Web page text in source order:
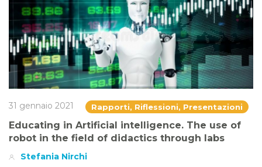
31 gennaio 2021 Rapporti, Riflessioni, Presentazioni
Educating in Artificial intelligence. The use of
robot in the field of didactics through labs
Stefania Nirchi